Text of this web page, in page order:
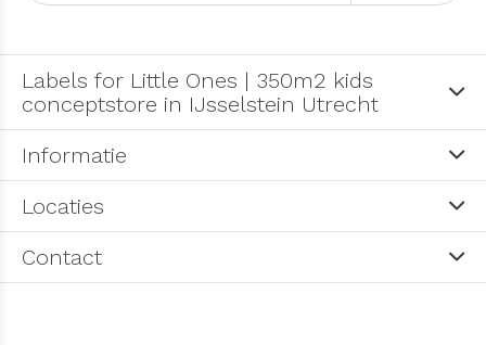
Labels for Little Ones | 350m2 kids
conceptstore in IJsselstein Utrecht
Informatie
Locaties
Contact